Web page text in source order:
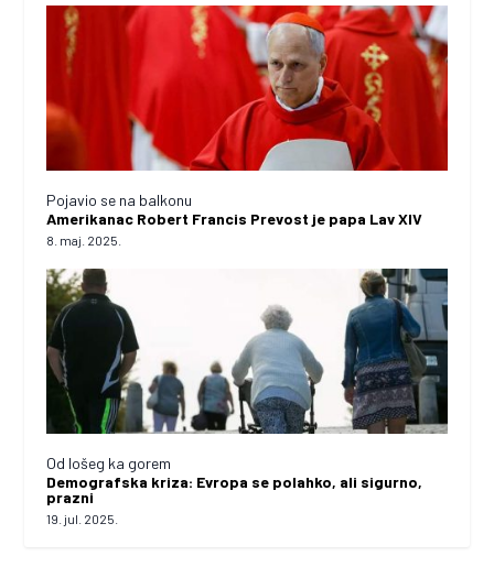
Pojavio se na balkonu
Amerikanac Robert Francis Prevost je papa Lav XIV
8. maj. 2025.
Od lošeg ka gorem
Demografska kriza: Evropa se polahko, ali sigurno,
prazni
19. jul. 2025.